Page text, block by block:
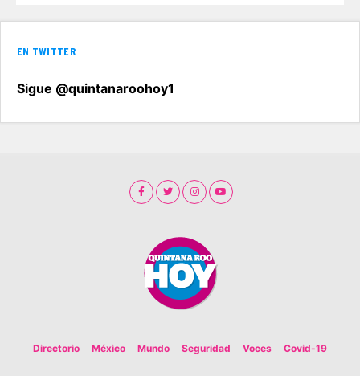
EN TWITTER
Sigue @quintanaroohoy1
Directorio México Mundo Seguridad Voces Covid-19